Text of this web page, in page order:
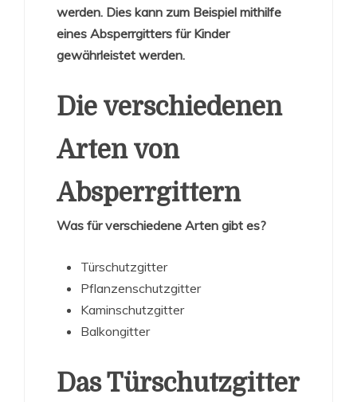
werden. Dies kann zum Beispiel mithilfe
eines Absperrgitters für Kinder
gewährleistet werden.
Die verschiedenen
Arten von
Absperrgittern
Was für verschiedene Arten gibt es?
Türschutzgitter
Pflanzenschutzgitter
Kaminschutzgitter
Balkongitter
Das Türschutzgitter